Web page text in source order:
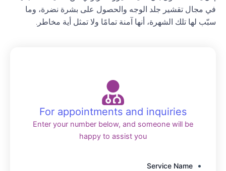
في مجال تقشير جلد الوجه والحصول على بشرة نضرة، وما
سبّب لها تلك الشهرة، أنها آمنة تمامًا ولا تمثل أية مخاطر.
For appointments and inquiries
Enter your number below, and someone will be
happy to assist you
Service Name